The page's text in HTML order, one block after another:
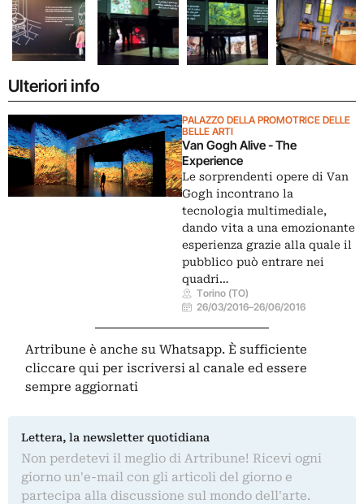
Ulteriori info
PALAZZO DELLA PROMOTRICE DELLE
BELLE ARTI
Van Gogh Alive - The
Experience
Le sorprendenti opere di Van
Gogh incontrano la
tecnologia multimediale,
dando vita a una emozionante
esperienza grazie alla quale il
pubblico può entrare nei
quadri…
Torino (TO)
26/03/2016–26/06/2016
Artribune è anche su Whatsapp. È sufficiente
cliccare qui per iscriversi al canale ed essere
sempre aggiornati
Lettera, la newsletter quotidiana
Non perdetevi il meglio di Artribune! Ricevi ogni
giorno un'e-mail con gli articoli del giorno e
partecipa alla discussione sul mondo dell'arte.